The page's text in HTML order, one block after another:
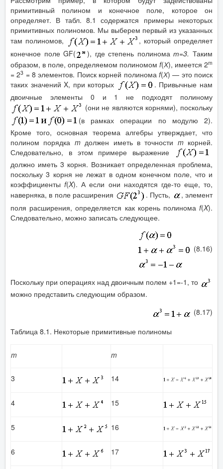
примитивный полином и конечное поле, которое он
определяет. В табл. 8.1 содержатся примеры некоторых
примитивных полиномов. Мы выберем первый из указанных
там полиномов,
, который определяет
конечное поле GF(
), где степень полиномат=3.Таким
образом, в поле, определяемом полиномом f(Х), имеется 2m
= 23 = 8 элементов. Поиск корней полинома f(Х) — это поиск
таких значений X, при которых
. Привычные нам
двоичные элементы 0 и 1 не подходят полиному
(они не являются корнями), поскольку
(в рамках операции по модулю 2).
Кроме того, основная теорема алгебры утверждает, что
полином порядка mдолжен иметь в точности mкорней.
Следовательно, в этом примере выражение
должно иметь 3 корня. Возникает определенная проблема,
поскольку 3 корня не лежат в одном конечном поле, что и
коэффициентыf(X). А если они находятся где-то еще, то,
наверняка, в поле расширения
. Пусть,
, элемент
поля расширения, определяется как корень полинома f(X).
Следовательно, можно записать следующее.
(8.16)
Поскольку при операциях над двоичным полем +1=-1, то
можно представить следующим образом.
(8.17)
Таблица 8.1. Некоторые примитивные полиномы
m m
3 14
4 15
5 16
6 17